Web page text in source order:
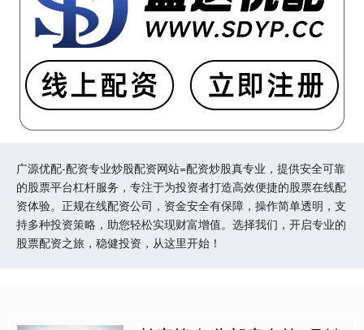
广源优配-配资专业炒股配资网站=配资炒股真专业，提供安全可靠
的股票平台杠杆服务，专注于为投资者打造高效便捷的股票在线配
资体验。正规在线配资公司，资金安全有保障，操作简单透明，支
持多种投资策略，助您轻松实现财富增值。选择我们，开启专业的
股票配资之旅，稳健投资，从这里开始！